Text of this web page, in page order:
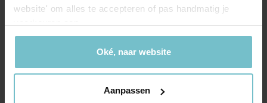
website' om alles te accepteren of pas handmatig je
Oké, naar website
Aanpassen
Hoofdstraat 155
5706 AL Helmond
Aalsterweg 134c
5615 CJ Eindhoven